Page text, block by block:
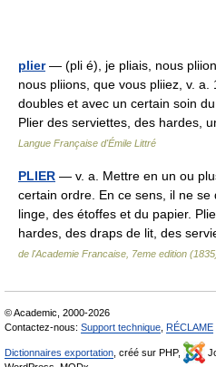
plier— (pli é), je pliais, nous
nous pliions, que vous pliiez, v.
doubles et avec un certain soin
Plier des serviettes, des
Langue Française d'Émile Littré
PLIER — v. a. Mettre en un ou
certain ordre. En ce sens, il ne
linge, des étoffes et du papier.
hardes, des draps de lit, des
de l'Academie Francaise, 7eme edition
© Academic, 2000-2026
Contactez-nous: Support technique RÉCLAME
Dictionnaires exportation , créé sur PHP,